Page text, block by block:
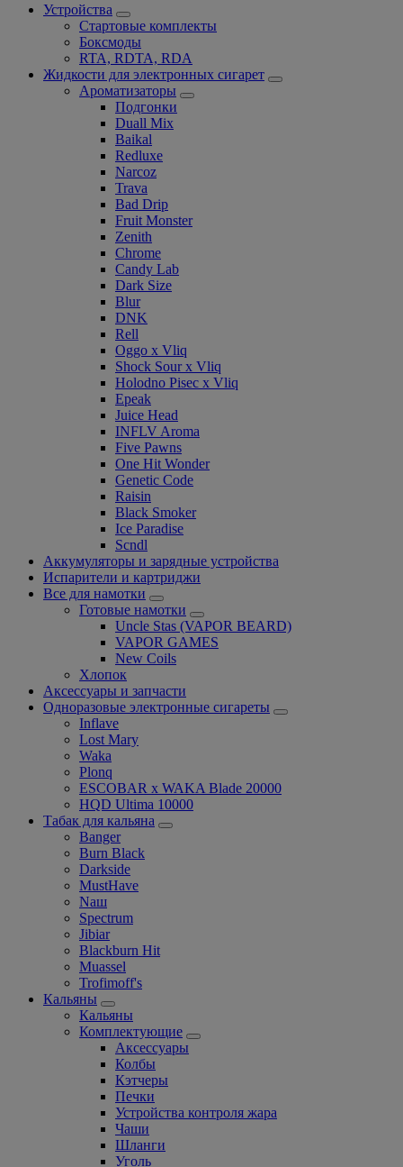
Устройства
Стартовые комплекты
Боксмоды
RTA, RDTA, RDA
Жидкости для электронных сигарет
Ароматизаторы
Подгонки
Duall Mix
Baikal
Redluxe
Narcoz
Trava
Bad Drip
Fruit Monster
Zenith
Chrome
Candy Lab
Dark Size
Blur
DNK
Rell
Oggo x Vliq
Shock Sour x Vliq
Holodno Pisec x Vliq
Epeak
Juice Head
INFLV Aroma
Five Pawns
One Hit Wonder
Genetic Code
Raisin
Black Smoker
Ice Paradise
Scndl
Аккумуляторы и зарядные устройства
Испарители и картриджи
Все для намотки
Готовые намотки
Uncle Stas (VAPOR BEARD)
VAPOR GAMES
New Coils
Хлопок
Аксессуары и запчасти
Одноразовые электронные сигареты
Inflave
Lost Mary
Waka
Plonq
ESCOBAR x WAKA Blade 20000
HQD Ultima 10000
Табак для кальяна
Banger
Burn Black
Darkside
MustHave
Nаш
Spectrum
Jibiar
Blackburn Hit
Muassel
Trofimoff's
Кальяны
Кальяны
Комплектующие
Аксессуары
Колбы
Кэтчеры
Печки
Устройства контроля жара
Чаши
Шланги
Уголь